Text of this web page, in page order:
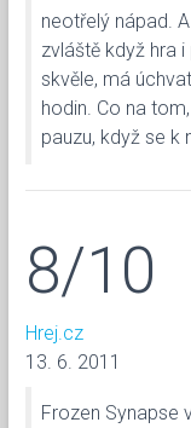
neotřelý nápad.
zvláště když hra
skvěle, má
hodin. Co na
pauzu, když se k
8/10
Hrej.cz
13. 6. 2011
Frozen Synapse